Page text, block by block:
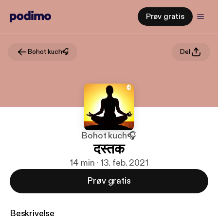
Prøv gratis
Bohot kuch🎧 Del
Bohot kuch🎧
दस्तक
14 min · 13. feb. 2021
Prøv gratis
Beskrivelse